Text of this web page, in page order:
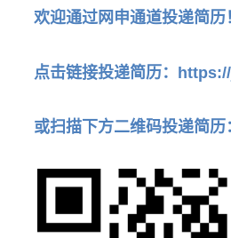
欢迎通过网申通道投递简历
点击链接投递简历：
或扫描下方二维码投递简历